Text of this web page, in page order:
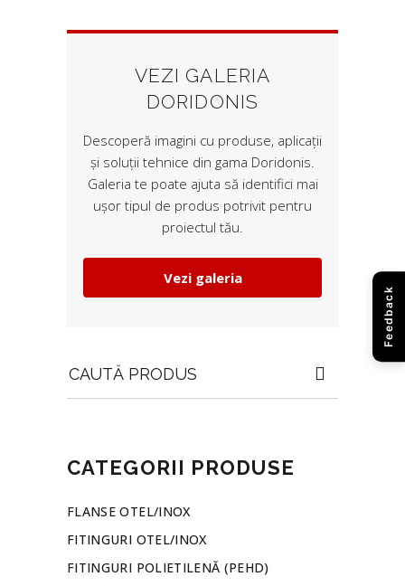
VEZI GALERIA
DORIDONIS
Descoperă imagini cu produse, aplicații
și soluții tehnice din gama Doridonis.
Galeria te poate ajuta să identifici mai
ușor tipul de produs potrivit pentru
proiectul tău.
Vezi galeria
for:
CATEGORII PRODUSE
FLANSE OTEL/INOX
FITINGURI OTEL/INOX
FITINGURI POLIETILENĂ (PEHD)
Feedback